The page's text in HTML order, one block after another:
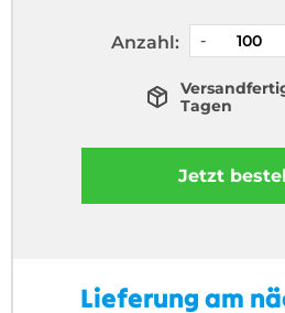
Anzahl:
Tagen
Jetzt
Lieferung am